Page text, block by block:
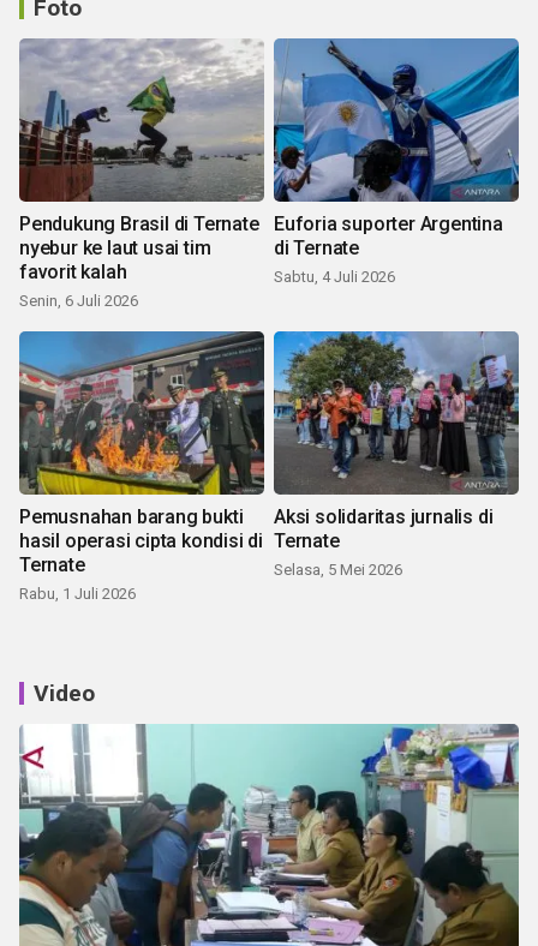
Foto
Pendukung Brasil di Ternate
nyebur ke laut usai tim
favorit kalah
Senin, 6 Juli 2026
Euforia suporter Argentina
di Ternate
Sabtu, 4 Juli 2026
Pemusnahan barang bukti
hasil operasi cipta kondisi di
Ternate
Rabu, 1 Juli 2026
Aksi solidaritas jurnalis di
Ternate
Selasa, 5 Mei 2026
Video